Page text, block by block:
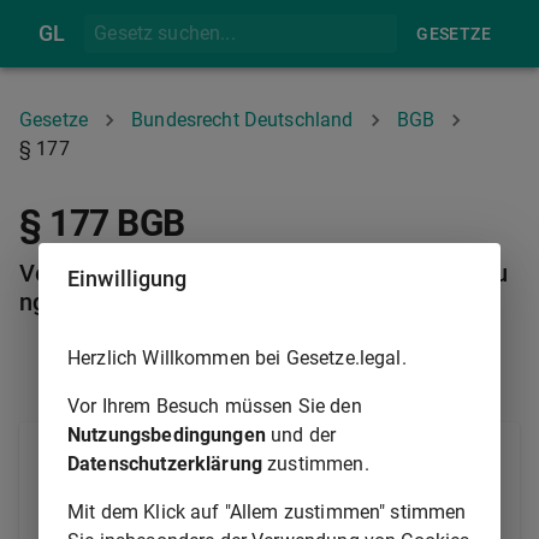
GL GESETZE
Gesetze Bundesrecht Deutschland
BGB
§ 177
§ 177 BGB
Vertragsschluss durch Vertreter ohne Vertretu
ngsmacht
(1) Schließt jemand ohne Vertretungsmacht im
Wirksamkeit des Vertrags für und gegen den
Einwilligung
Herzlich Willkommen bei Gesetze.legal.
Vor Ihrem Besuch müssen Sie den
Nutzungsbedingungenund der
Datenschutzerklärung zustimmen.
Mit dem Klick auf "Allem zustimmen" stimmen